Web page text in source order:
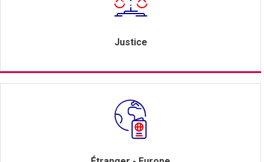
Justice